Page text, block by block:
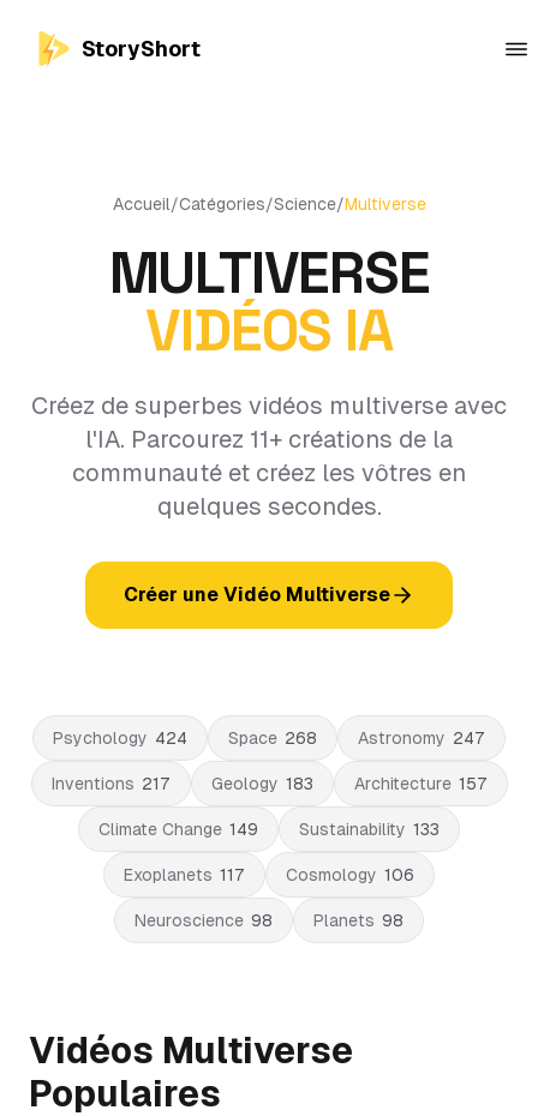
StoryShort
Accueil/Catégories/Science/Multiverse
MULTIVERSE
VIDÉOS IA
Créez de superbes vidéos multiverse avec
l'IA. Parcourez 11+ créations de la
communauté et créez les vôtres en
quelques secondes.
Créer une Vidéo Multiverse
Psychology 424 Space 268 Astronomy 247
Inventions 217 Geology 183 Architecture 157
Climate Change 149 Sustainability 133
Exoplanets 117 Cosmology 106
Neuroscience 98 Planets 98
Vidéos Multiverse
Populaires